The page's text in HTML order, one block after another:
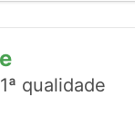
qualidade